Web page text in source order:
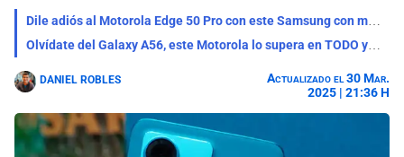
Dile adiós al Motorola Edge 50 Pro con este Samsung con mejor batería, cámara HD y resistencia al agua
Olvídate del Galaxy A56, este Motorola lo supera en TODO y es más barato: 12GB RAM, cámaras con IA y batería 6000 mAh
DANIEL ROBLES
Actualizado el 30 Mar.
2025 | 21:36 H